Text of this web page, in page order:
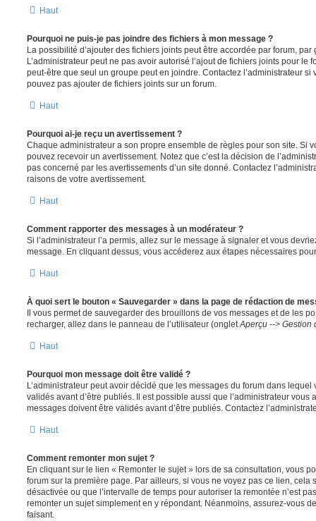
Haut
Pourquoi ne puis-je pas joindre des fichiers à mon message ?
La possibilité d’ajouter des fichiers joints peut être accordée par forum,
L’administrateur peut ne pas avoir autorisé l’ajout de fichiers joints pour le
peut-être que seul un groupe peut en joindre. Contactez l’administrateur
pouvez pas ajouter de fichiers joints sur un forum.
Haut
Pourquoi ai-je reçu un avertissement ?
Chaque administrateur a son propre ensemble de règles pour son site. Si
pouvez recevoir un avertissement. Notez que c’est la décision de
pas concerné par les avertissements d’un site donné. Contactez
raisons de votre avertissement.
Haut
Comment rapporter des messages à un modérateur ?
Si l’administrateur l’a permis, allez sur le message à signaler et vous
message. En cliquant dessus, vous accéderez aux étapes nécessaires
Haut
À quoi sert le bouton « Sauvegarder » dans la page de rédaction de
Il vous permet de sauvegarder des brouillons de vos messages et de les
recharger, allez dans le panneau de l’utilisateur (ongletAperçu --> Gestion
Haut
Pourquoi mon message doit être validé ?
L’administrateur peut avoir décidé que les messages du forum dans lequel
validés avant d’être publiés. Il est possible aussi que l’administrateur vous
messages doivent être validés avant d’être publiés. Contactez
Haut
Comment remonter mon sujet ?
En cliquant sur le lien « Remonter le sujet » lors de sa consultation, vous
forum sur la première page. Par ailleurs, si vous ne voyez pas ce lien, cela
désactivée ou que l’intervalle de temps pour autoriser la remontée n’est
remonter un sujet simplement en y répondant. Néanmoins, assurez-vous
faisant.